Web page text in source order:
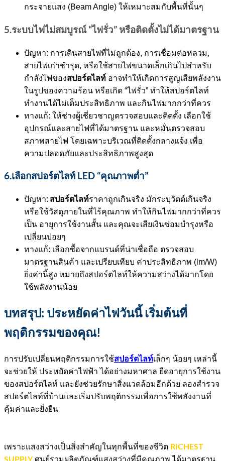
กระจายแสง (Beam Angle) ให้เหมาะสมกับพื้นที่นั้นๆ
5.ระบบไฟไม่สมบูรณ์ “ไฟรั่ว” หรือติดตั้งไม่ได้มาตรฐาน
ปัญหา: การเดินสายไฟที่ไม่ถูกต้อง, การเชื่อมต่อหลวม,
สายไฟเก่าชำรุด, หรือใช้สายไฟขนาดเล็กเกินไปสำหรับ
กำลังไฟของสปอร์ตไลท์ อาจทำให้เกิดการสูญเสียพลังงาน
ในรูปของความร้อน หรือเกิด “ไฟรั่ว” ทำให้สปอร์ตไลท์
ทำงานได้ไม่เต็มประสิทธิภาพ และกินไฟมากกว่าที่ควร
ทางแก้: ให้ช่างผู้เชี่ยวชาญตรวจสอบและติดตั้ง เลือกใช้
อุปกรณ์และสายไฟที่ได้มาตรฐาน และหมั่นตรวจสอบ
สภาพสายไฟ โดยเฉพาะบริเวณที่ติดตั้งกลางแจ้ง เพื่อ
ความปลอดภัยและประสิทธิภาพสูงสุด
6.เลือกสปอร์ตไลท์ LED “คุณภาพต่ำ”
ปัญหา: สปอร์ตไลท์ราคาถูกเกินจริง มักระบุวัตต์เกินจริง
หรือใช้วัสดุภายในที่ไร้คุณภาพ ทำให้กินไฟมากกว่าที่ควร
เป็น อายุการใช้งานสั้น และคุณจะเสียเงินซ่อมบำรุงหรือ
เปลี่ยนบ่อยๆ
ทางแก้: เลือกซื้อจากแบรนด์ที่น่าเชื่อถือ ตรวจสอบ
มาตรฐานสินค้า และเปรียบเทียบ ค่าประสิทธิภาพ (lm/W)
ยิ่งค่านี้สูง หมายถึงสปอร์ตไลท์ให้ความสว่างได้มากโดย
ใช้พลังงานน้อย
บทสรุป: ประหยัดค่าไฟวันนี้ เริ่มต้นที่
พฤติกรรมของคุณ!
การปรับเปลี่ยนพฤติกรรมการใช้สปอร์ตไลท์เล็กๆ น้อยๆ เหล่านี้
จะช่วยให้ ประหยัดค่าไฟฟ้า ได้อย่างมหาศาล ยืดอายุการใช้งาน
ของสปอร์ตไลท์ และยังช่วยรักษาสิ่งแวดล้อมอีกด้วย ลองสำรวจ
สปอร์ตไลท์ที่บ้านและเริ่มปรับพฤติกรรมเพื่อการใช้พลังงานที่
คุ้มค่าและยั่งยืน
เพราะแสงสว่างเป็นสิ่งสำคัญในทุกพื้นที่ของชีวิต RICHEST
SUPPLYศูนย์รวมผลิตภัณฑ์แสงสว่างที่มีคุณภาพ ได้มาตรฐาน